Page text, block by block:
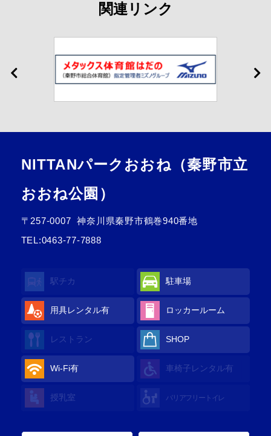
関連リンク
NITTANパークおおね（秦野市立
おおね公園）
〒257-0007
神奈川県秦野市鶴巻940番地
TEL:0463-77-7888
駅チカ 駐車場
用具レンタル有 ロッカールーム
レストラン SHOP
Wi-Fi有 車椅子レンタル有
授乳室 バリアフリートイレ